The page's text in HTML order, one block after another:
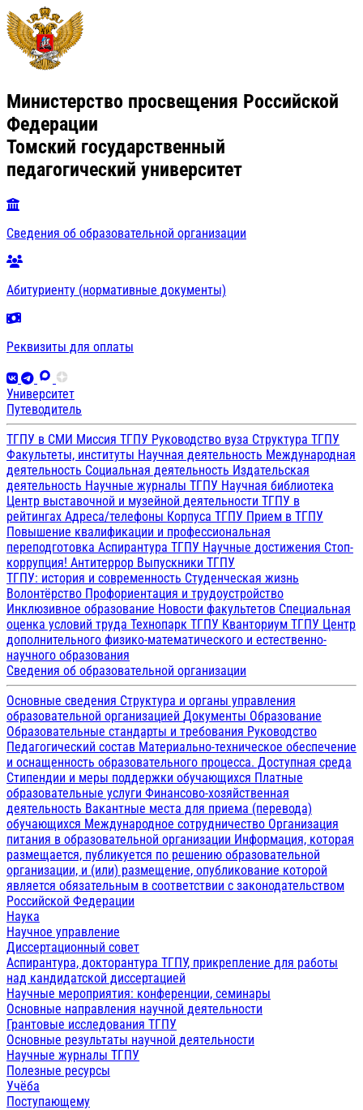
Министерство просвещения Российской
Федерации
Томский государственный
педагогический университет
Сведения об образовательной организации
Абитуриенту (нормативные документы)
Реквизиты для оплаты
Университет
Путеводитель
ТГПУ в СМИ Миссия ТГПУ Руководство вуза Структура ТГПУ
Факультеты, институты Научная деятельность Международная
деятельность Социальная деятельность Издательская
деятельность Научные журналы ТГПУ Научная библиотека
Центр выставочной и музейной деятельности ТГПУ в
рейтингах Адреса/телефоны Корпуса ТГПУ Прием в ТГПУ
Повышение квалификации и профессиональная
переподготовка Аспирантура ТГПУ Научные достижения Стоп-
коррупция! Антитеррор Выпускники ТГПУ
ТГПУ: история и современность Студенческая жизнь
Волонтёрство Профориентация и трудоустройство
Инклюзивное образование Новости факультетов Специальная
оценка условий труда Технопарк ТГПУ Кванториум ТГПУ Центр
дополнительного физико-математического и естественно-
научного образования
Сведения об образовательной организации
Основные сведения Структура и органы управления
образовательной организацией Документы Образование
Образовательные стандарты и требования Руководство
Педагогический состав Материально-техническое обеспечение
и оснащенность образовательного процесса. Доступная среда
Стипендии и меры поддержки обучающихся Платные
образовательные услуги Финансово-хозяйственная
деятельность Вакантные места для приема (перевода)
обучающихся Международное сотрудничество Организация
питания в образовательной организации Информация, которая
размещается, публикуется по решению образовательной
организации, и (или) размещение, опубликование которой
является обязательным в соответствии с законодательством
Российской Федерации
Наука
Научное управление
Диссертационный совет
Аспирантура, докторантура ТГПУ, прикрепление для работы
над кандидатской диссертацией
Научные мероприятия: конференции, семинары
Основные направления научной деятельности
Грантовые исследования ТГПУ
Основные результаты научной деятельности
Научные журналы ТГПУ
Полезные ресурсы
Учёба
Поступающему